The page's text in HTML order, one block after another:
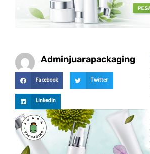
Adminjuarapackaging
Facebook Twitter
LinkedIn